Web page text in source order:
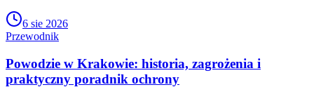
6 sie 2026
Przewodnik
Powodzie w Krakowie: historia, zagrożenia i
praktyczny poradnik ochrony